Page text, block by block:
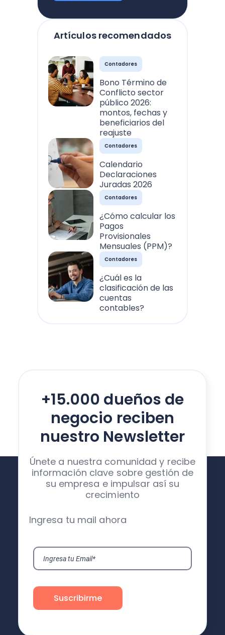
Artículos recomendados
Contadores
Bono Término de
Conflicto sector
público 2026:
montos, fechas y
beneficiarios del
reajuste
Contadores
Calendario
Declaraciones
Juradas 2026
Contadores
¿Cómo calcular los
Pagos
Provisionales
Mensuales (PPM)?
Contadores
¿Cuál es la
clasificación de las
cuentas
contables?
+15.000 dueños de
negocio reciben
nuestro Newsletter
Únete a nuestra comunidad y recibe
información clave sobre gestión de
su empresa e impulsar así su
crecimiento
Ingresa tu mail ahora